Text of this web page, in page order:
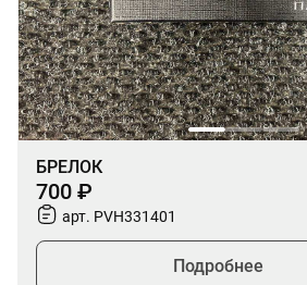
БРЕЛОК
700 ₽
арт. PVH331401
Подробнее